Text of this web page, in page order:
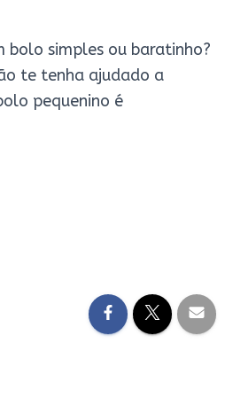
bolo simples ou baratinho?
te tenha ajudado a
pequenino é